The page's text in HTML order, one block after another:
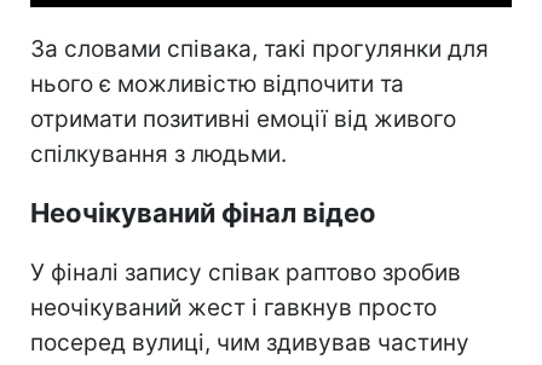
За словами співака, такі прогулянки для
нього є можливістю відпочити та
отримати позитивні емоції від живого
спілкування з людьми.
Неочікуваний фінал відео
У фіналі запису співак раптово зробив
неочікуваний жест і гавкнув просто
посеред вулиці, чим здивував частину